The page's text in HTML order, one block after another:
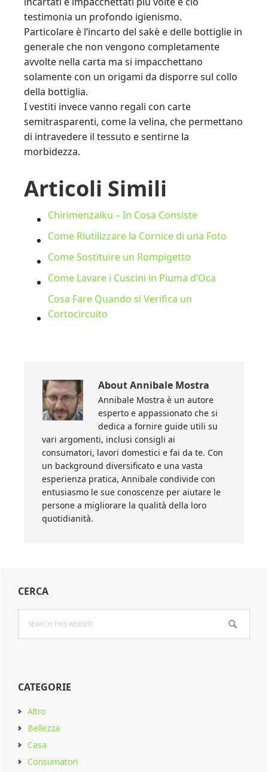
testimonia un profondo igienismo.
Particolare è l’incarto del sakè e delle bottiglie in
generale che non vengono completamente
avvolte nella carta ma si impacchettano
solamente con un origami da disporre sul collo
della bottiglia.
I vestiti invece vanno regali con carte
semitrasparenti, come la velina, che permettano
di intravedere il tessuto e sentirne la
morbidezza.
Articoli Simili
Chirimenzaiku – In Cosa Consiste
Come Riutilizzare la Cornice di una Foto
Come Sostituire un Rompigetto
Come Lavare i Cuscini in Piuma d’Oca
Cosa Fare Quando si Verifica un
Cortocircuito
AboutAnnibale Mostra
Annibale Mostra è un autore
esperto e appassionato che si
dedica a fornire guide utili su
vari argomenti, inclusi consigli ai
consumatori, lavori domestici e fai da te. Con
un background diversificato e una vasta
esperienza pratica, Annibale condivide con
entusiasmo le sue conoscenze per aiutare le
persone a migliorare la qualità della loro
quotidianità.
Primary
Sidebar
CERCA
this
website
CATEGORIE
Altro
Bellezza
Casa
Consumatori